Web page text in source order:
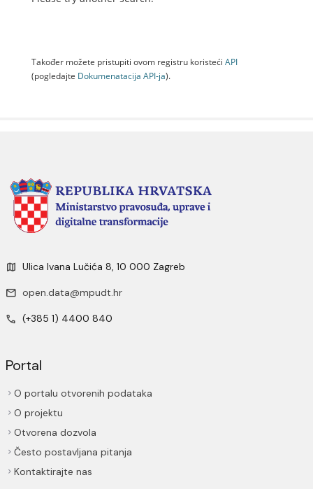
Također možete pristupiti ovom registru koristeći API
(pogledajte Dokumenаtаcijа API-jа).